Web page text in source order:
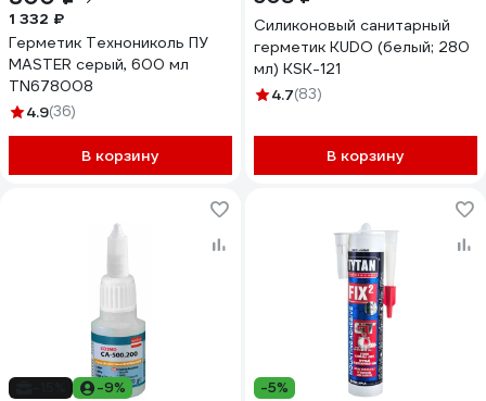
1 332 ₽
Герметик Технониколь ПУ
MASTER серый, 600 мл
TN678008
4.9(36)
В корзину
Силиконовый санитарный
герметик KUDO (белый; 280
мл) KSK-121
4.7(83)
В корзину
-9% -5%